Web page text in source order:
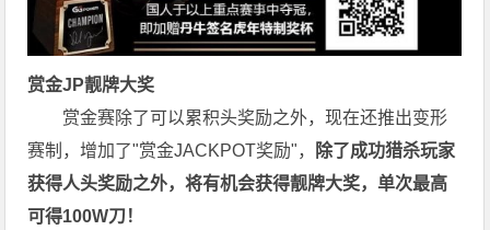
赏金JP靓牌大奖
赏金赛除了可以累积头奖励之外，现在还推出变形
赛制，增加了"赏金JACKPOT奖励"，
除了成功猎杀玩家
获得人头奖励之外，将有机会获得靓牌大奖，单次最高
可得100W刀！